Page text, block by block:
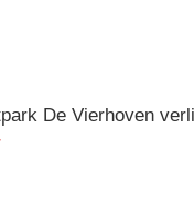
De Vierhoven